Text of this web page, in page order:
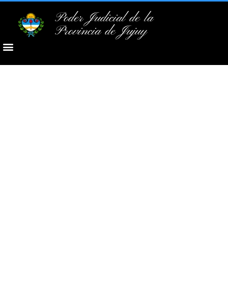
Poder Judicial de la
Provincia de Jujuy